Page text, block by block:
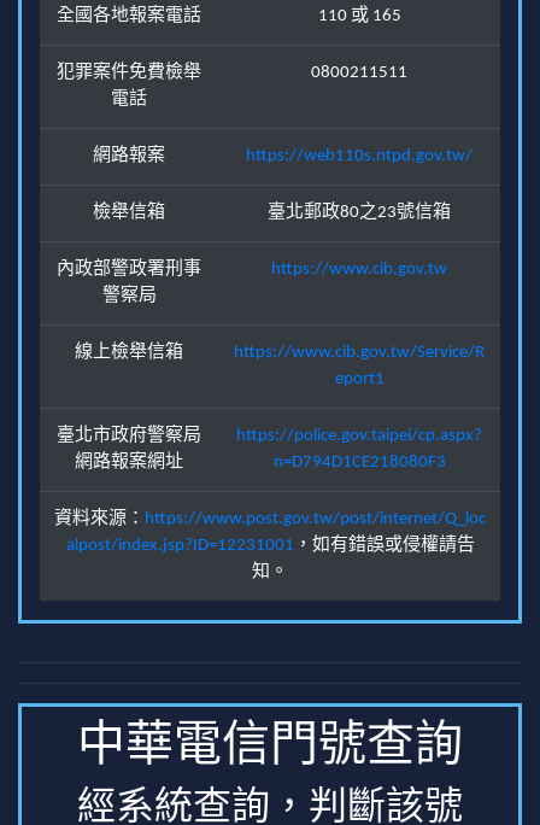
全國各地報案電話 110 或 165
犯罪案件免費檢舉
電話
0800211511
網路報案 https://web110s.ntpd.gov.tw/
檢舉信箱 臺北郵政80之23號信箱
內政部警政署刑事
警察局
https://www.cib.gov.tw
線上檢舉信箱
https://www.cib.gov.tw/Service/R
eport1
臺北市政府警察局
網路報案網址
https://police.gov.taipei/cp.aspx?
n=D794D1CE218080F3
資料來源： https://www.post.gov.tw/post/internet/Q_loc
alpost/index.jsp?ID=12231001 ，如有錯誤或侵權請告
知。
中華電信門號查詢
經系統查詢，判斷該號